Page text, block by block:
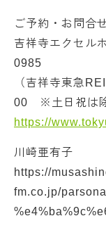
ご予約・お問合
吉祥寺エクセル
0985
（吉祥寺東急
00 ※土日祝は除
https://
川崎亜有子
https://
fm.co.jp/